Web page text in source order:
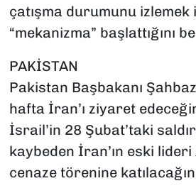
çatışma durumunu izlemek
“mekanizma” başlattığını
PAKİSTAN
Pakistan Başbakanı
hafta İran’ı ziyaret
İsrail’in 28 Şubat’taki
kaybeden İran’ın eski lideri
cenaze törenine